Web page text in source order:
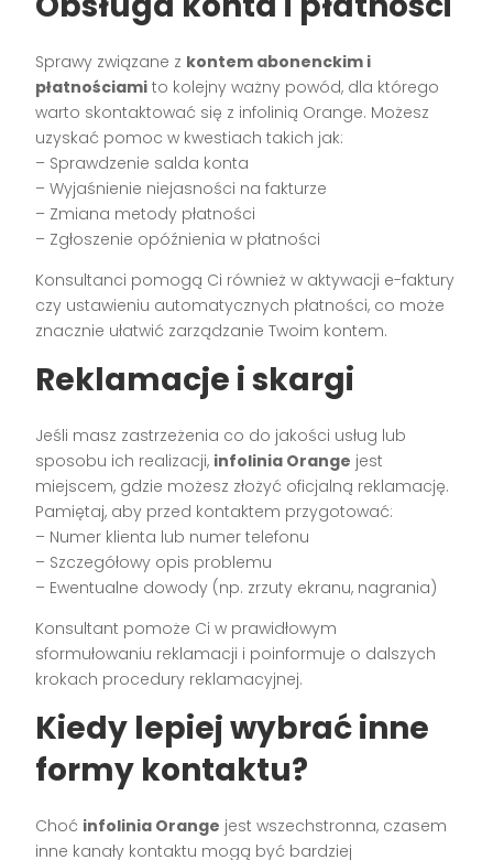
Sprawy związane z kontem abonenckim i
płatnościami to kolejny ważny powód, dla którego
warto skontaktować się z infolinią Orange. Możesz
uzyskać pomoc w kwestiach takich jak:
– Sprawdzenie salda konta
– Wyjaśnienie niejasności na fakturze
– Zmiana metody płatności
– Zgłoszenie opóźnienia w płatności
Konsultanci pomogą Ci również w aktywacji e-faktury
czy ustawieniu automatycznych płatności, co może
znacznie ułatwić zarządzanie Twoim kontem.
Reklamacje i skargi
Jeśli masz zastrzeżenia co do jakości usług lub
sposobu ich realizacji, infolinia Orange jest
miejscem, gdzie możesz złożyć oficjalną reklamację.
Pamiętaj, aby przed kontaktem przygotować:
– Numer klienta lub numer telefonu
– Szczegółowy opis problemu
– Ewentualne dowody (np. zrzuty ekranu, nagrania)
Konsultant pomoże Ci w prawidłowym
sformułowaniu reklamacji i poinformuje o dalszych
krokach procedury reklamacyjnej.
Kiedy lepiej wybrać inne
formy kontaktu?
Choć infolinia Orange jest wszechstronna, czasem
inne kanały kontaktu mogą być bardziej